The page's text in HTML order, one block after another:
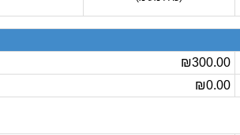
₪300.00
₪0.00